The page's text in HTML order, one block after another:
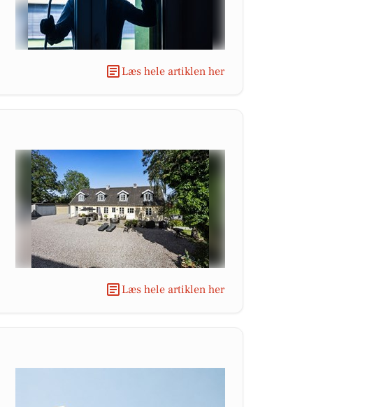
Læs hele artiklen her
Læs hele artiklen her